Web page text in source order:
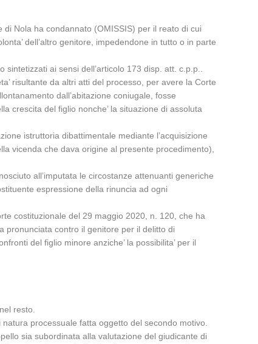
Nola ha condannato (OMISSIS) per il reato di cui
dell’altro genitore, impedendone in tutto o in parte
ai sensi dell’articolo 173 disp. att. c.p.p..
risultante da altri atti del processo, per avere la Corte
dall’abitazione coniugale, fosse
crescita del figlio nonche’ la situazione di assoluta
istruttoria dibattimentale mediante l’acquisizione
vicenda che dava origine al presente procedimento),
all’imputata le circostanze attenuanti generiche
espressione della rinuncia ad ogni
costituzionale del 29 maggio 2020, n. 120, che ha
pronunciata contro il genitore per il delitto di
del figlio minore anziche’ la possibilita’ per il
resto.
processuale fatta oggetto del secondo motivo.
sia subordinata alla valutazione del giudicante di